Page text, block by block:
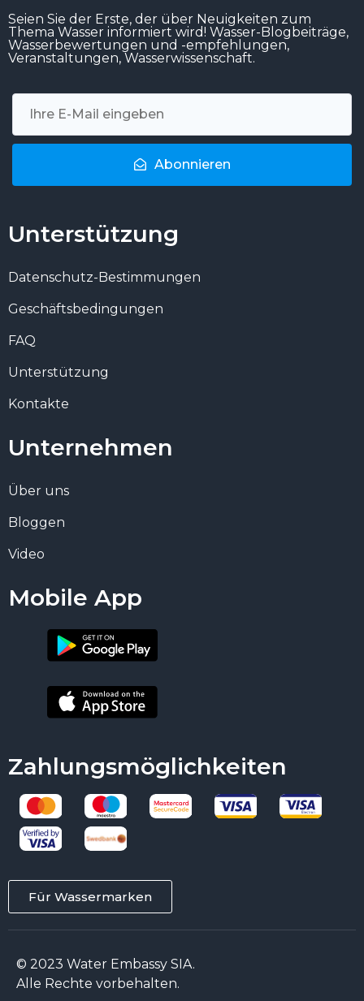
Seien Sie der Erste, der über Neuigkeiten zum
Thema Wasser informiert wird! Wasser-Blogbeiträge,
Wasserbewertungen und -empfehlungen,
Veranstaltungen, Wasserwissenschaft.
Abonnieren
Unterstützung
Datenschutz-Bestimmungen
Geschäftsbedingungen
FAQ
Unterstützung
Kontakte
Unternehmen
Über uns
Bloggen
Video
Mobile App
Zahlungsmöglichkeiten
Für Wassermarken
© 2023 Water Embassy SIA.
Alle Rechte vorbehalten.